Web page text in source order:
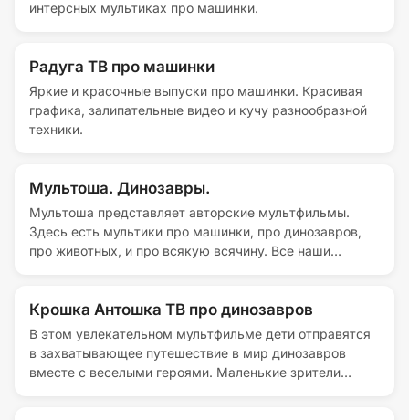
хитро спрятаны в песочнице или на горке. Такое
ориентироваться в пространстве и фокусировать
внимание на поиске предметов.
интерсных мультиках про машинки.
Радуга ТВ про машинки
Яркие и красочные выпуски про машинки. Красивая
графика, залипательные видео и кучу разнообразной
техники.
Мультоша. Динозавры.
Мультоша представляет авторские мультфильмы.
Здесь есть мультики про машинки, про динозавров,
про животных, и про всякую всячину. Все наши
Крошка Антошка ТВ про динозавров
В этом увлекательном мультфильме дети отправятся
в захватывающее путешествие в мир динозавров
вместе с веселыми героями. Маленькие зрители